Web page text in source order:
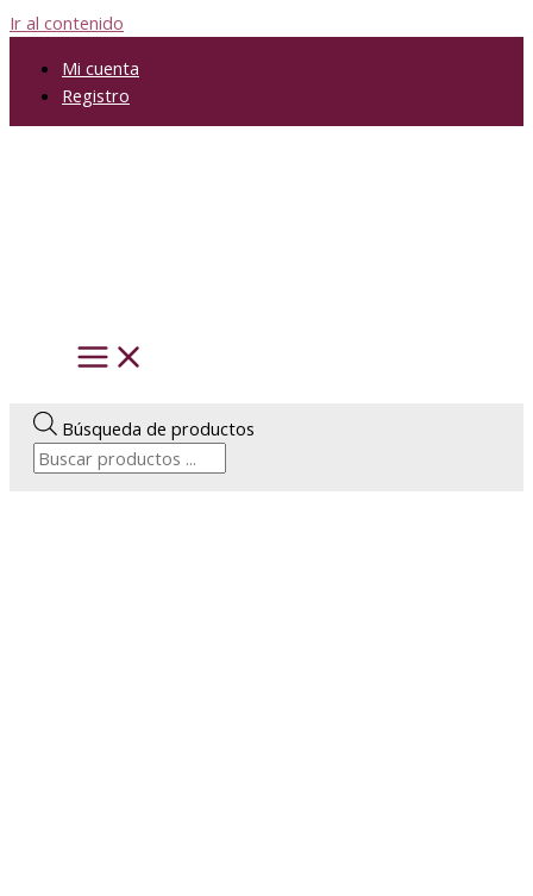
Ir al contenido
Mi cuenta
Registro
Búsqueda de productos